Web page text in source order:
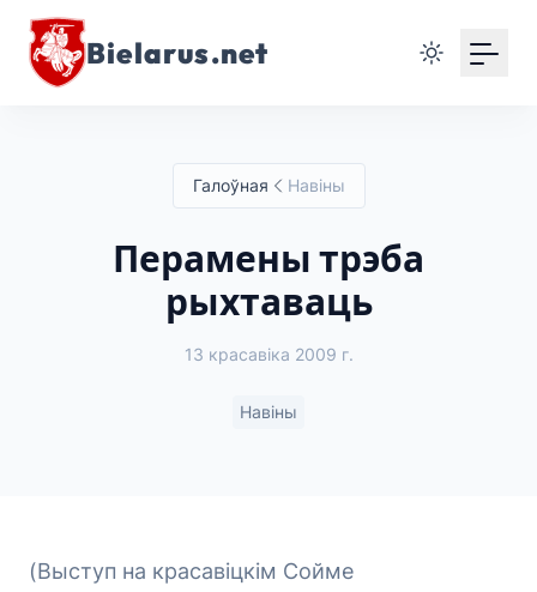
Bielarus.net
Галоўная Навіны
Перамены трэба
рыхтаваць
13 красавіка 2009 г.
Навіны
(Выступ на красавіцкім Сойме